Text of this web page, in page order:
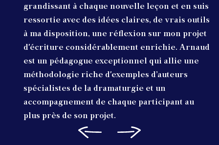
grandissant à chaque nouvelle leçon et en suis
ressortie avec des idées claires, de vrais outils
à ma disposition, une réflexion sur mon projet
d'écriture considérablement enrichie. Arnaud
est un pédagogue exceptionnel qui allie une
méthodologie riche d'exemples d’auteurs
spécialistes de la dramaturgie et un
accompagnement de chaque participant au
plus près de son projet.